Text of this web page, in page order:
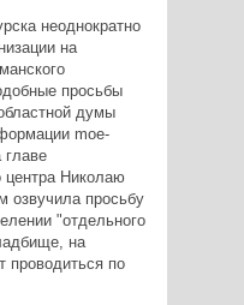
неоднократно
на
просьбы
думы
moe-
главе
центра Николаю
озвучила просьбу
"отдельного
на
проводиться по